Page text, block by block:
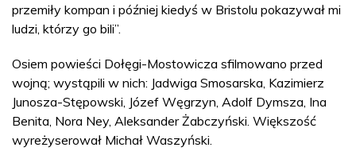
przemiły kompan i później kiedyś w Bristolu pokazywał mi
ludzi, którzy go bili”.
Osiem powieści Dołęgi-Mostowicza sfilmowano przed
wojną; wystąpili w nich: Jadwiga Smosarska, Kazimierz
Junosza-Stępowski, Józef Węgrzyn, Adolf Dymsza, Ina
Benita, Nora Ney, Aleksander Żabczyński. Większość
wyreżyserował Michał Waszyński.